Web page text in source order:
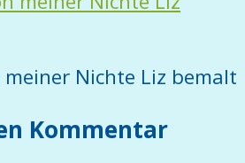
Nichte Liz bemalt
Kommentar